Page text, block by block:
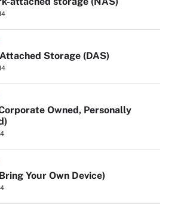
Storage (DAS)
Owned, Personally
Your Own Device)